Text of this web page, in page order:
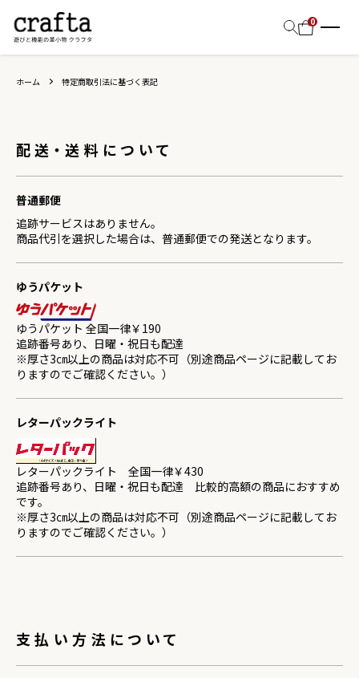
0
ホーム 特定商取引法に基づく表記
配送・送料について
普通郵便
追跡サービスはありません。
商品代引を選択した場合は、普通郵便での発送となります。
ゆうパケット
ゆうパケット 全国一律￥190
追跡番号あり、日曜・祝日も配達
※厚さ3㎝以上の商品は対応不可（別途商品ページに記載してお
りますのでご確認ください。）
レターパックライト
レターパックライト 全国一律￥430
追跡番号あり、日曜・祝日も配達 比較的高額の商品におすすめ
です。
※厚さ3㎝以上の商品は対応不可（別途商品ページに記載してお
りますのでご確認ください。）
支払い方法について